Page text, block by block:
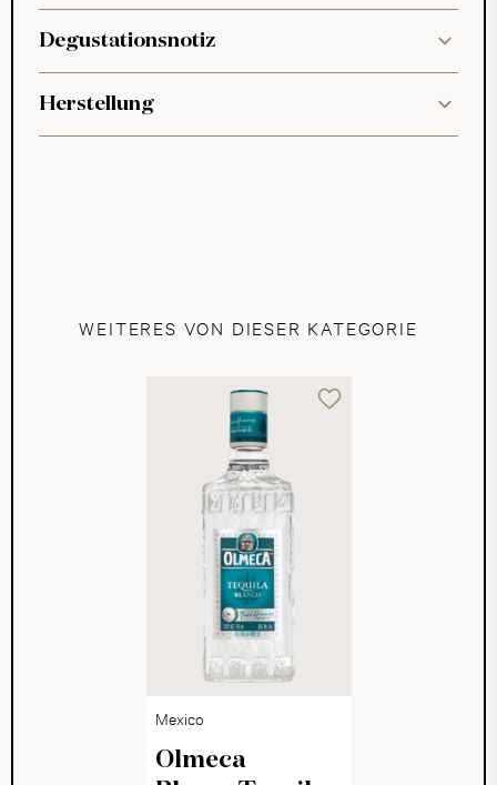
Degustationsnotiz
Herstellung
WEITERES VON DIESER KATEGORIE
Mexico
Olmeca